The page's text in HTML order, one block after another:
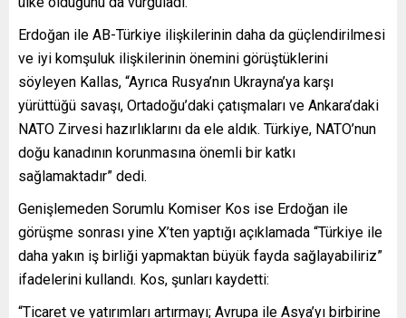
Erdoğan ile AB-Türkiye ilişkilerinin daha da güçlendirilmesi
ve iyi komşuluk ilişkilerinin önemini görüştüklerini
söyleyen Kallas, “Ayrıca Rusya’nın Ukrayna’ya karşı
yürüttüğü savaşı, Ortadoğu’daki çatışmaları ve Ankara’daki
NATO Zirvesi hazırlıklarını da ele aldık. Türkiye, NATO’nun
doğu kanadının korunmasına önemli bir katkı
sağlamaktadır” dedi.
Genişlemeden Sorumlu Komiser Kos ise Erdoğan ile
görüşme sonrası yine X’ten yaptığı açıklamada “Türkiye ile
daha yakın iş birliği yapmaktan büyük fayda sağlayabiliriz”
ifadelerini kullandı. Kos, şunları kaydetti:
“Ticaret ve yatırımları artırmayı; Avrupa ile Asya’yı birbirine